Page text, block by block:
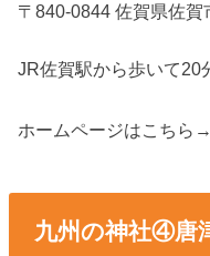
〒840-0844 佐賀県佐賀
JR佐賀駅から歩いて20
ホームページはこちら→
九州の神社④唐